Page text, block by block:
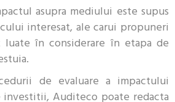
asupra mediului este supus
interesat, ale carui propuneri
luate în considerare în etapa de
de evaluare a impactului
Auditeco poate redacta